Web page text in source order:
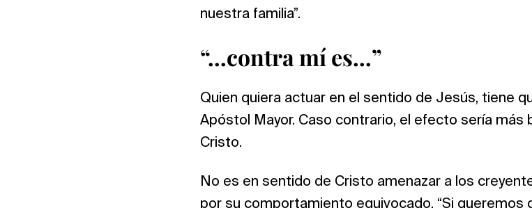
nuestra familia”.
“…contra mí es…”
Quien quiera actuar en el sentido de Jesús, tiene
Apóstol Mayor. Caso contrario, el efecto sería más
Cristo.
No es en sentido de Cristo amenazar a los
por su comportamiento equivocado. “Si queremos